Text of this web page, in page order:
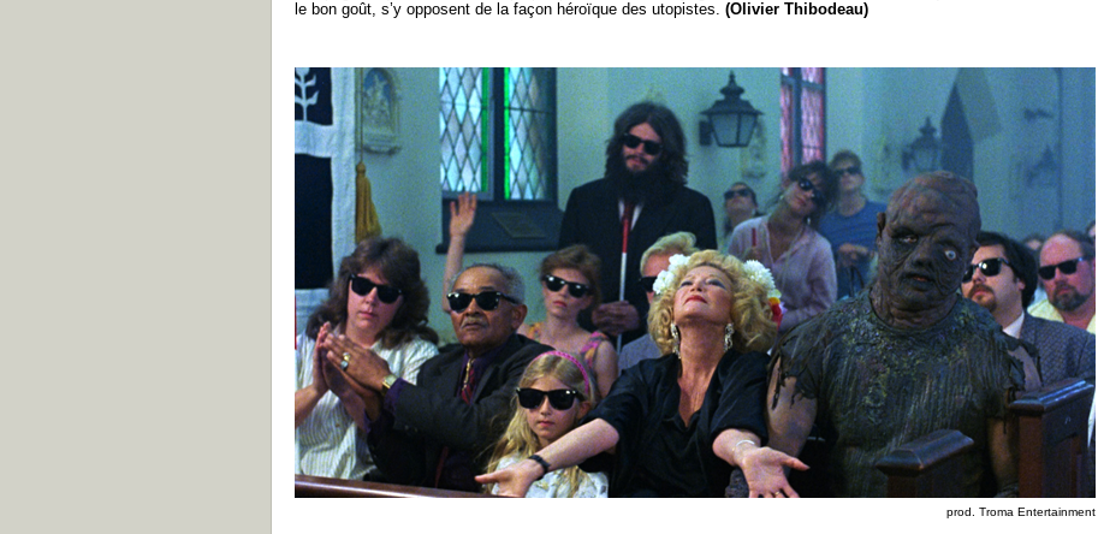
le bon goût, s’y opposent de la façon héroïque des utopistes. (Olivier Thibodeau)
prod. Troma Entertainment